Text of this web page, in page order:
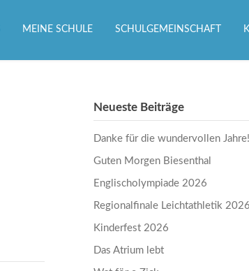
MEINE SCHULE SCHULGEMEINSCHAFT
Neueste Beiträge
Danke für die wundervollen Jahre!
Guten Morgen Biesenthal
Englischolympiade 2026
Regionalfinale Leichtathletik 2026
Kinderfest 2026
Das Atrium lebt